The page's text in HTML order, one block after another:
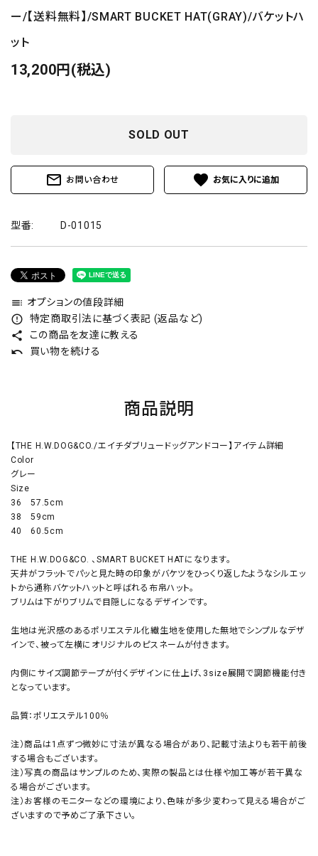
ー/【送料無料】/SMART BUCKET HAT(GRAY)/バケットハ
ット
13,200円(税込)
SOLD OUT
mail_outline お問い合わせ favorite
型番: D-01015
toc オプションの値段詳細
error_outline 特定商取引法に基づく表記 (返品など)
share この商品を友達に教える
undo 買い物を続ける
商品説明
【THE H.W.DOG&CO./エイチダブリュードッグアンドコー】アイテム詳細
Color
グレー
Size
36 57.5cm
38 59cm
40 60.5cm
THE H.W.DOG&CO. 、SMART BUCKET HATになります。
天井がフラットでパッと見た時の印象がバケツをひっくり返したようなシルエッ
トから通称バケットハットと呼ばれる布帛ハット。
ブリムは下がりブリムで目隠しになるデザインです。
生地は光沢感のあるポリエステル化繊生地を使用した無地でシンプルなデザ
インで、被って左横にオリジナルのピスネームが付きます。
内側にサイズ調節テープが付くデザインに仕上げ、3size展開で調節機能付き
となっています。
品質：ポリエステル100％
注）商品は1点ずつ微妙に寸法が異なる場合があり、記載寸法よりも若干前後
する場合もございます。
注）写真の商品はサンプルのため、実際の製品とは仕様や加工等が若干異な
る場合がございます。
注）お客様のモニターなどの環境により、色味が多少変わって見える場合がご
ざいますので予めご了承下さい。